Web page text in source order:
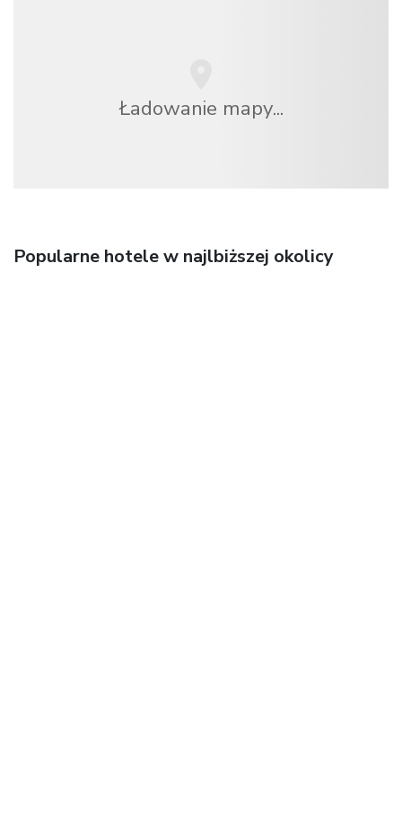
Ładowanie mapy...
Popularne hotele w najlbiższej okolicy